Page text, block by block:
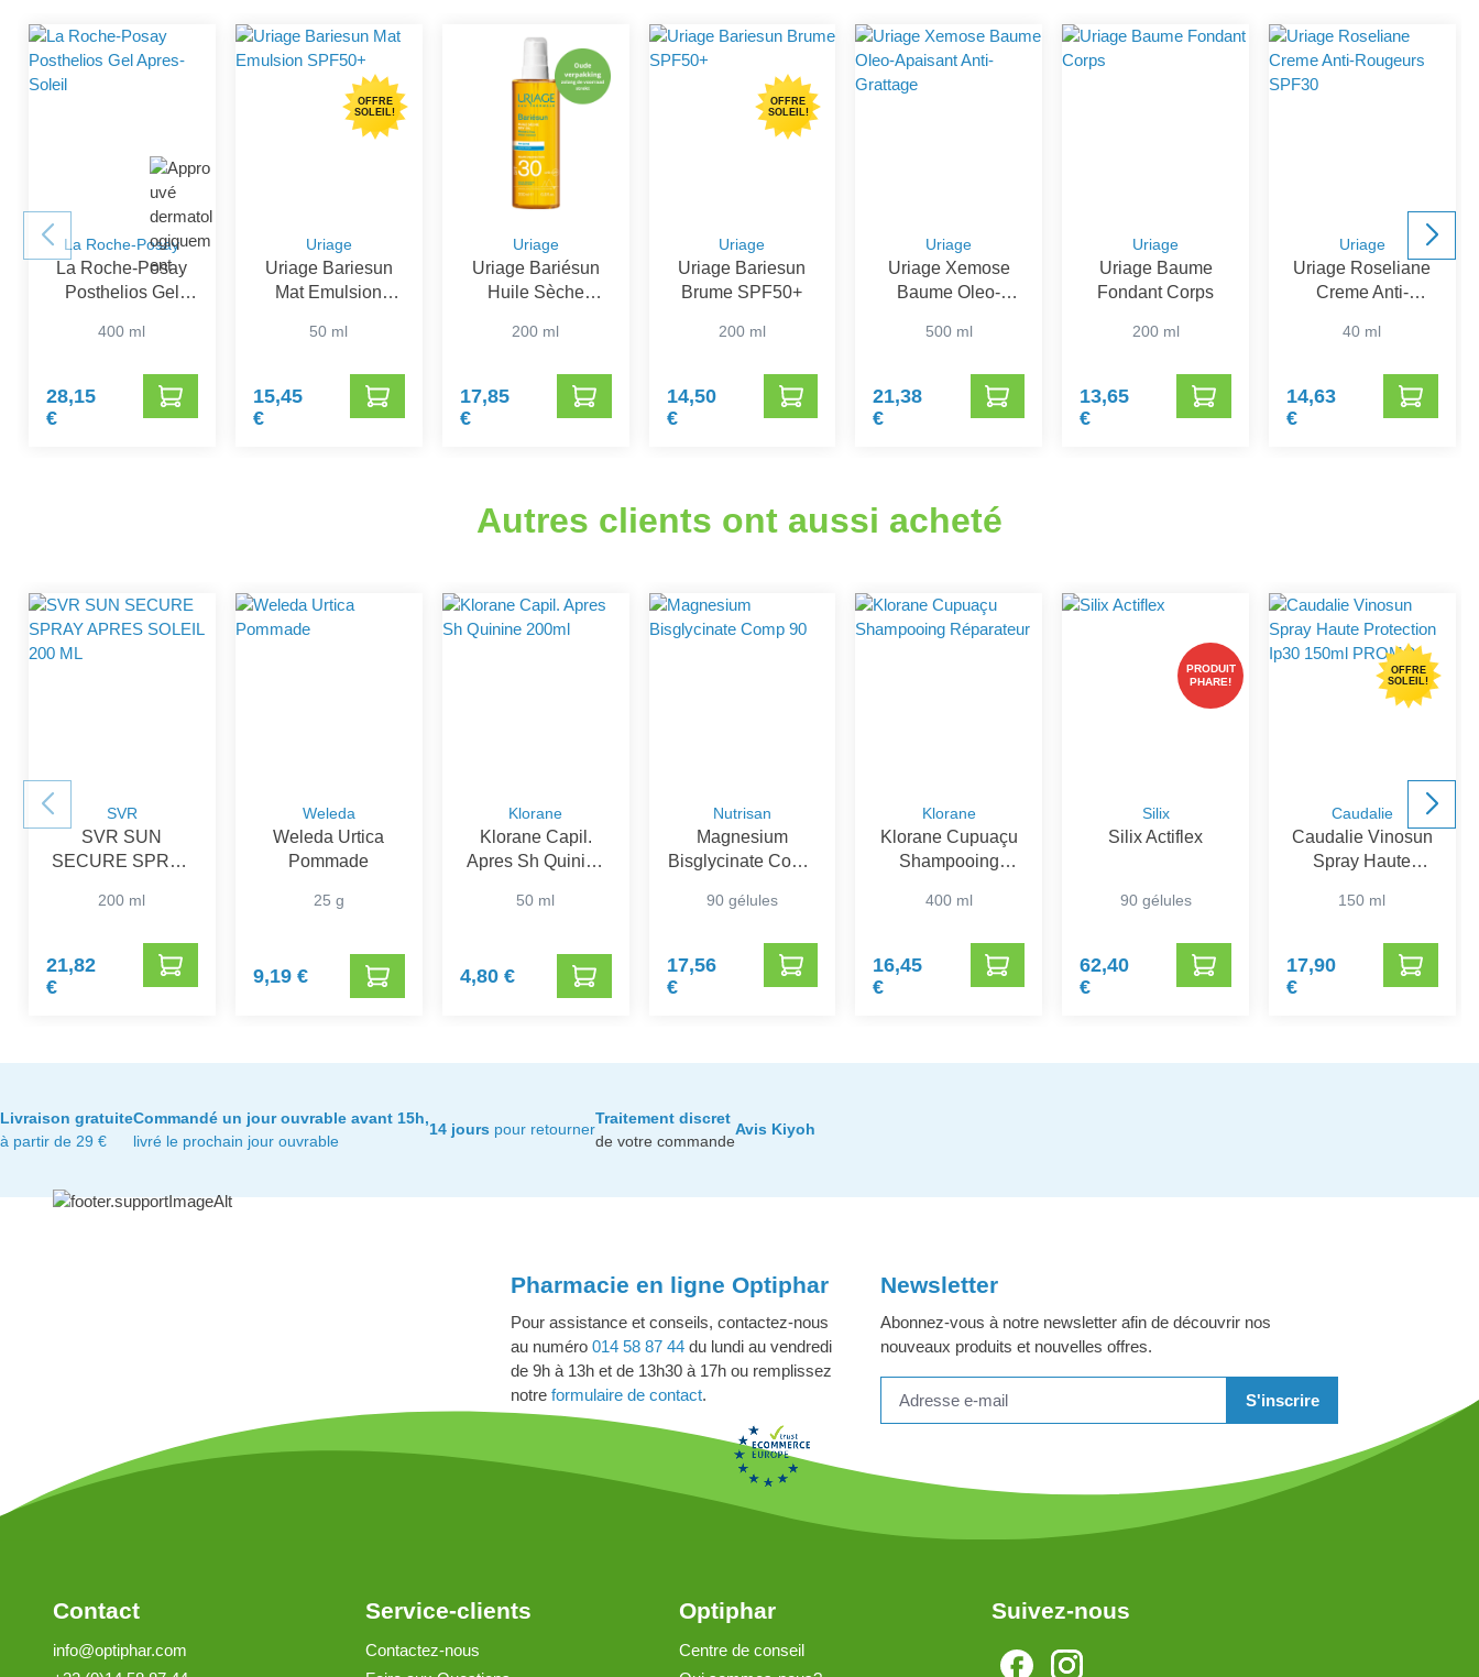
La Roche-Posay
La Roche-Posay
Posthelios Gel
400 ml
28,15
€
OFFRE
SOLEIL!
Uriage
Uriage Bariesun
Mat Emulsion
50 ml
15,45
€
Uriage
Uriage Bariésun
Huile Sèche
30
200 ml
17,85
€
OFFRE
SOLEIL!
Uriage
Uriage Bariesun
Brume SPF50+
200 ml
14,50
€
Uriage
Uriage Xemose
Baume Oleo-
Grattage
500 ml
21,38
€
Uriage
Uriage Baume
Fondant Corps
200 ml
13,65
€
Uriage
Uriage Roseliane
Creme Anti-
40 ml
14,63
€
Autres clients ont aussi acheté
SVR
SVR SUN
SECURE SPRAY
200 ML
200 ml
21,82
€
Weleda
Weleda Urtica
Pommade
25 g
9,19 €
Klorane
Klorane Capil.
Apres Sh Quinine
50 ml
4,80 €
Nutrisan
Magnesium
Bisglycinate Comp
90 gélules
17,56
€
Klorane
Klorane Cupuaçu
Shampooing
400 ml
16,45
€
PRODUIT
PHARE!
Silix
Silix Actiflex
90 gélules
62,40
€
OFFRE
SOLEIL!
Caudalie
Caudalie Vinosun
Spray Haute
150ml PROMO
150 ml
17,90
€
Livraison gratuite
à partir de 29 €
Commandé un jour ouvrable avant 15h,
livré le prochain jour ouvrable
14 jours pour retourner
Traitement discret
de votre commande
Avis Kiyoh
Pharmacie en ligne Optiphar
Pour assistance et conseils, contactez-nous
au numéro 014 58 87 44 du lundi au vendredi
de 9h à 13h et de 13h30 à 17h ou remplissez
notre formulaire de contact.
Newsletter
Abonnez-vous à notre newsletter afin de découvrir nos
nouveaux produits et nouvelles offres.
S'inscrire
Contact
info@optiphar.com
Service-clients
Contactez-nous
Optiphar
Centre de conseil
Suivez-nous